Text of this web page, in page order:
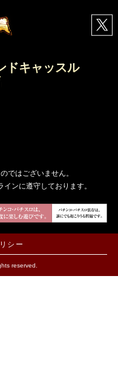
ドキャッスル
ではございません。
ンに遵守しております。
シー
reserved.